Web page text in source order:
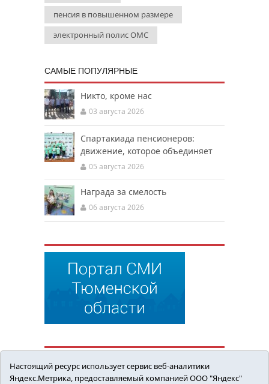
пенсия в повышенном размере
электронный полис ОМС
САМЫЕ ПОПУЛЯРНЫЕ
Никто, кроме нас
03 августа 2026
Спартакиада пенсионеров:
движение, которое объединяет
05 августа 2026
Награда за смелость
06 августа 2026
Настоящий ресурс использует сервис веб-аналитики
Яндекс.Метрика, предоставляемый компанией ООО "Яндекс"